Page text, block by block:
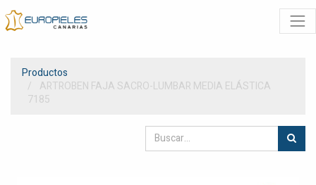
Productos
ARTROBEN FAJA SACRO-LUMBAR MEDIA ELÁSTICA
7185